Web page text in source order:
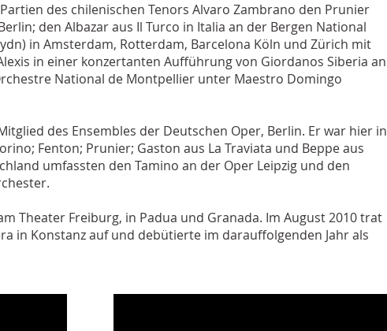
des chilenischen Tenors Alvaro Zambrano den Prunier
den Albazar aus Il Turco in Italia an der Bergen National
in Amsterdam, Rotterdam, Barcelona Köln und Zürich mit
in einer konzertanten Aufführung von Giordanos Siberia an
National de Montpellier unter Maestro Domingo
des Ensembles der Deutschen Oper, Berlin. Er war hier in
Fenton; Prunier; Gaston aus La Traviata und Beppe aus
umfassten den Tamino an der Oper Leipzig und den
Theater Freiburg, in Padua und Granada. Im August 2010 trat
in Konstanz auf und debütierte im darauffolgenden Jahr als